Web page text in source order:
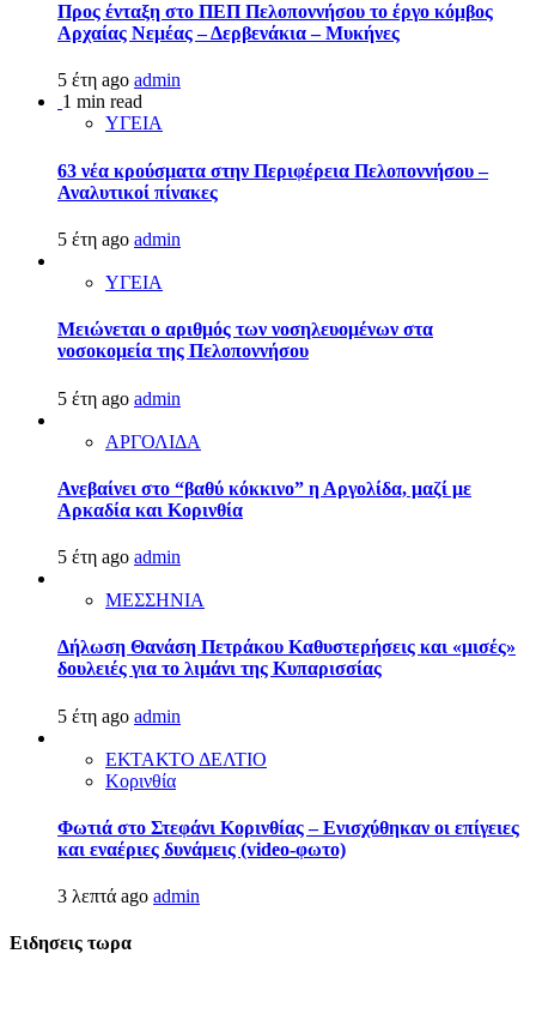
Προς ένταξη στο ΠΕΠ Πελοποννήσου το έργο κόμβος
Αρχαίας Νεμέας – Δερβενάκια – Μυκήνες
5 έτη ago admin
1 min read
ΥΓΕΙΑ
63 νέα κρούσματα στην Περιφέρεια Πελοποννήσου –
Αναλυτικοί πίνακες
5 έτη ago admin
ΥΓΕΙΑ
Μειώνεται ο αριθμός των νοσηλευομένων στα
νοσοκομεία της Πελοποννήσου
5 έτη ago admin
ΑΡΓΟΛΙΔΑ
Ανεβαίνει στο “βαθύ κόκκινο” η Αργολίδα, μαζί με
Αρκαδία και Κορινθία
5 έτη ago admin
ΜΕΣΣΗΝΙΑ
Δήλωση Θανάση Πετράκου Καθυστερήσεις και «μισές»
δουλειές για το λιμάνι της Κυπαρισσίας
5 έτη ago admin
ΕΚΤΑΚΤΟ ΔΕΛΤΙΟ
Κορινθία
Φωτιά στο Στεφάνι Κορινθίας – Ενισχύθηκαν οι επίγειες
και εναέριες δυνάμεις (video-φωτο)
3 λεπτά ago admin
Ειδησεις τωρα